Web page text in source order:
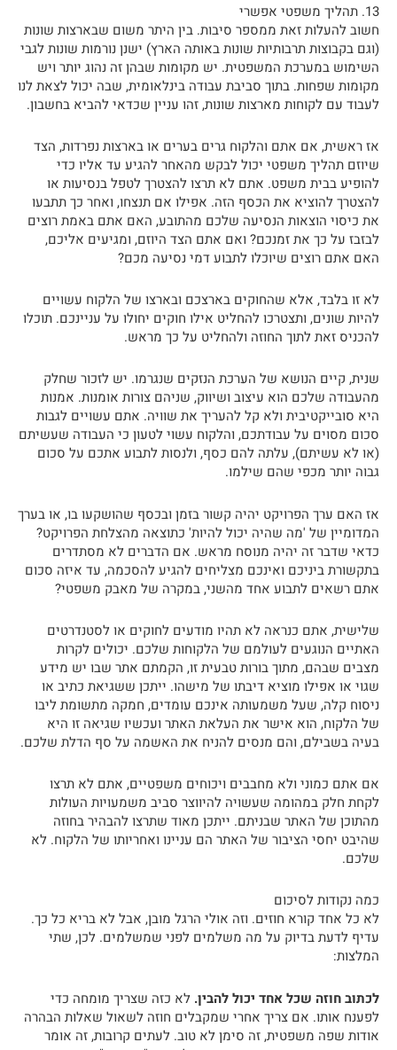
13. תהליך משפטי אפשרי
חשוב להעלות זאת ממספר סיבות. בין היתר משום שבארצות שונות
(וגם בקבוצות תרבותיות שונות באותה הארץ) ישנן נורמות שונות לגבי
השימוש במערכת המשפטית. יש מקומות שבהן זה נהוג יותר ויש
מקומות שפחות. בתוך סביבת עבודה בינלאומית, שבה יכול לצאת לנו
לעבוד עם לקוחות מארצות שונות, זהו עניין שכדאי להביא בחשבון.
אז ראשית, אם אתם והלקוח גרים בערים או בארצות נפרדות, הצד
שיוזם תהליך משפטי יכול לבקש מהאחר להגיע עד אליו כדי
להופיע בבית משפט. אתם לא תרצו להצטרך לטפל בנסיעות או
להצטרך להוציא את הכסף הזה. אפילו אם תנצחו, ואחר כך תתבעו
את כיסוי הוצאות הנסיעה שלכם מהתובע, האם אתם באמת רוצים
לבזבז על כך את זמנכם? ואם אתם הצד היוזם, ומגיעים אליכם,
האם אתם רוצים שיוכלו לתבוע דמי נסיעה מכם?
לא זו בלבד, אלא שהחוקים בארצכם ובארצו של הלקוח עשויים
להיות שונים, ותצטרכו להחליט אילו חוקים יחולו על עניינכם. תוכלו
להכניס זאת לתוך החוזה ולהחליט על כך מראש.
שנית, קיים הנושא של הערכת הנזקים שנגרמו. יש לזכור שחלק
מהעבודה שלכם הוא עיצוב ושיווק, שניהם צורות אומנות. אמנות
היא סובייקטיבית ולא קל להעריך את שוויה. אתם עשויים לגבות
סכום מסוים על עבודתכם, והלקוח עשוי לטעון כי העבודה שעשיתם
(או לא עשיתם), עלתה להם כסף, ולנסות לתבוע אתכם על סכום
גבוה יותר מכפי שהם שילמו.
אז האם ערך הפרויקט יהיה קשור בזמן ובכסף שהושקעו בו, או בערך
המדומיין של 'מה שהיה יכול להיות' כתוצאה מהצלחת הפרויקט?
כדאי שדבר זה יהיה מנוסח מראש. אם הדברים לא מסתדרים
בתקשורת ביניכם ואינכם מצליחים להגיע להסכמה, עד איזה סכום
אתם רשאים לתבוע אחד מהשני, במקרה של מאבק משפטי?
שלישית, אתם כנראה לא תהיו מודעים לחוקים או לסטנדרטים
האתיים הנוגעים לעולמם של הלקוחות שלכם. יכולים לקרות
מצבים שבהם, מתוך בורות טבעית זו, הקמתם אתר שבו יש מידע
שגוי או אפילו מוציא דיבתו של מישהו. ייתכן ששגיאת כתיב או
ניסוח קלה, שעל משמעותה אינכם עומדים, חמקה מתשומת ליבו
של הלקוח, הוא אישר את העלאת האתר ועכשיו שגיאה זו היא
בעיה בשבילם, והם מנסים להניח את האשמה על סף הדלת שלכם.
אם אתם כמוני ולא מחבבים ויכוחים משפטיים, אתם לא תרצו
לקחת חלק במהומה שעשויה להיווצר סביב משמעויות העולות
מהתוכן של האתר שבניתם. ייתכן מאוד שתרצו להבהיר בחוזה
שהיבט יחסי הציבור של האתר הם עניינו ואחריותו של הלקוח. לא
שלכם.
כמה נקודות לסיכום
לא כל אחד קורא חוזים. וזה אולי הרגל מובן, אבל לא בריא כל כך.
עדיף לדעת בדיוק על מה משלמים לפני שמשלמים. לכן, שתי
המלצות:
לכתוב חוזה שכל אחד יכול להבין. לא כזה שצריך מומחה כדי
לפענח אותו. אם צריך אחרי שמקבלים חוזה לשאול שאלות הבהרה
אודות שפה משפטית, זה סימן לא טוב. לעתים קרובות, זה אומר